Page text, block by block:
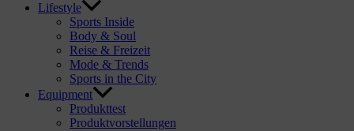
Lifestyle
Sports Inside
Body & Soul
Reise & Freizeit
Mode & Trends
Sports in the City
Equipment
Produkttest
Produktvorstellungen